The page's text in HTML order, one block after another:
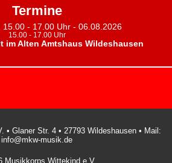
Termine
15.00 - 17.00 Uhr - 06.08.2026
15.00 - 17.00 Uhr
im Alten Amtshaus Wildeshausen
• Glaner Str. 4 • 27793 Wildeshausen • Mail:
info@mkw-musik.de
Musikkorps Wittekind e.V.